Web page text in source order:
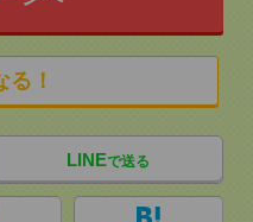
る！
LINEで送る